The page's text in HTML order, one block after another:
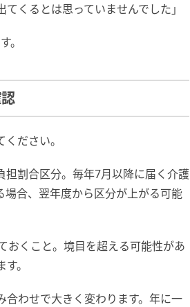
くるとは思っていませんでした」
。
ださい。
割合区分。毎年7月以降に届く介護
合、翌年度から区分が上がる可能
おくこと。境目を超える可能性があ
。
わせで大きく変わります。年に一